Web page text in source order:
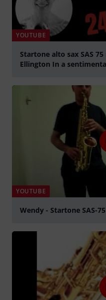
YOUTUBE
Startone alto sax SAS
Ellington In a
YOUTUBE
Wendy - Startone SAS-75